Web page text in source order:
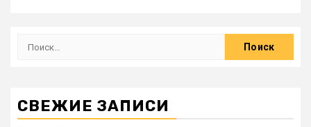
СВЕЖИЕ ЗАПИСИ